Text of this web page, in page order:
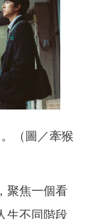
（圖／牽猴
聚焦一個看
生不同階段